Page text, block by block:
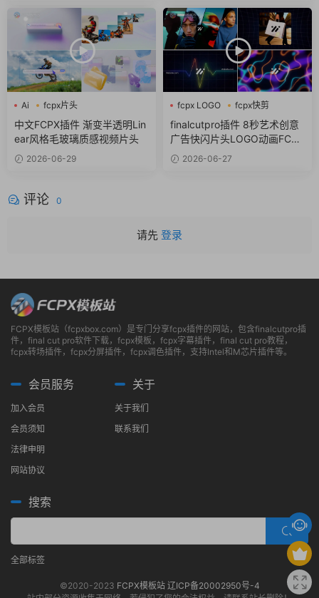
Ai
fcpx片头
fcpx视频开场
中文FCPX插件 渐变半透明Lin
ear风格毛玻璃质感视频片头
2026-06-29
fcpx LOGO
fcpx快剪
fcpx视频开场
finalcutpro插件 8秒艺术创意
广告快闪片头LOGO动画FCPX
插件2026-06-27
评论 0
请先 登录
FCPX模板站（fcpxbox.com）是专门分享fcpx插件的网站，包含finalcutpro插
件，final cut pro软件下载，fcpx模板，fcpx字幕插件，final cut pro教程，
fcpx转场插件，fcpx分屏插件，fcpx调色插件，支持Intel和M芯片插件等。
会员服务
加入会员
会员须知
法律申明
网站协议
关于
关于我们
联系我们
搜索
全部标签
©2020-2023 FCPX模板站 辽ICP备20002950号-4